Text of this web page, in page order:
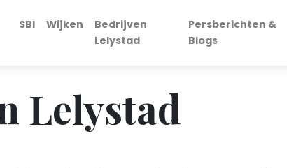
SBI Wijken
Bedrijven
Lelystad
Persberichten &
Blogs
Lelystad